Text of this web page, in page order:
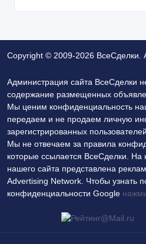
Copyright © 2009-2026 ВсеСделки.
Администрация сайта ВсеСделки
содержание размещенных
Мы ценим конфиденциальность
передаем и не продаем личную
зарегистрированных
Мы не отвечаем за правила
которые ссылается ВсеСделки. На
нашего сайта представлена
Advertising Network. Чтобы узнать
конфиденциальности Google